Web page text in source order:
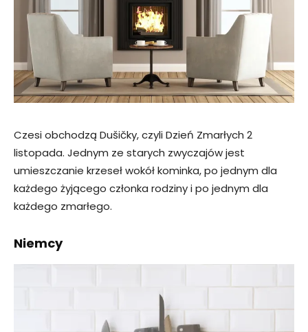
Czesi obchodzą Dušičky, czyli Dzień Zmarłych 2
listopada. Jednym ze starych zwyczajów jest
umieszczanie krzeseł wokół kominka, po jednym dla
każdego żyjącego członka rodziny i po jednym dla
każdego zmarłego.
Niemcy